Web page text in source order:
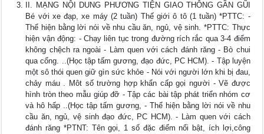
II. MẠNG NỘI DUNG PHƯƠNG TIỆN GIAO THÔNG GẦN GŨI
Bé với xe đạp, xe máy (2 tuần) Thế giới ô tô (1 tuần) *PTTC: -
Thể hiện bằng lời nói về nhu cầu ăn, ngủ, vệ sinh. *PTTC: Thực
hiện vận động: - Chạy liên tục trong đường rích rắc qua 3-4 điểm
không chệch ra ngoài - Làm quen với cách đánh răng - Bò chui
qua cổng. ..(Học tập tấm gương, đạo đức, PC HCM). - Tập luyện
một sô thói quen giữ gìn sức khỏe - Nói với người lớn khi bị đau,
chảy máu . Môt số trường hợp khẩn cấp gọi người - Vẽ được
hình tròn theo mẫu giúp đỡ - Tập các bài tập phát triển nhóm cơ
và hô hấp ..(Học tập tấm gương, - Thể hiện bằng lời nói về nhu
cầu ăn, ngủ, vệ sinh đạo đức, PC HCM). - Làm quen với cách
đánh răng *PTNT: Tên gọi, 1 số đặc điểm nổi bật, ích lợi,công